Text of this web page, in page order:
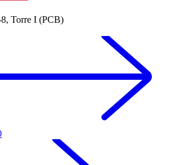
Torre I (PCB)